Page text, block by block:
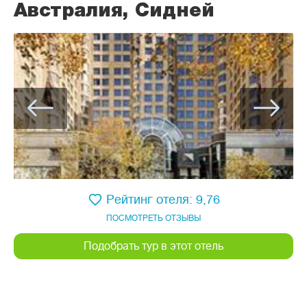
Австралия, Сидней
ПОСМОТРЕТЬ ОТЗЫВЫ
Рейтинг отеля: 9,76
Подобрать тур в этот отель